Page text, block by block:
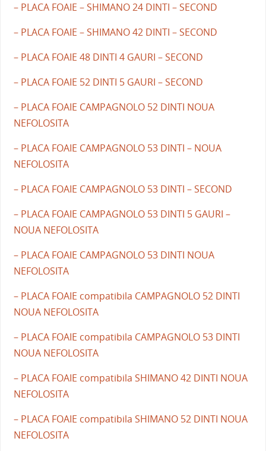
– PLACA FOAIE – SHIMANO 24 DINTI – SECOND
– PLACA FOAIE – SHIMANO 42 DINTI – SECOND
– PLACA FOAIE 48 DINTI 4 GAURI – SECOND
– PLACA FOAIE 52 DINTI 5 GAURI – SECOND
– PLACA FOAIE CAMPAGNOLO 52 DINTI NOUA
NEFOLOSITA
– PLACA FOAIE CAMPAGNOLO 53 DINTI – NOUA
NEFOLOSITA
– PLACA FOAIE CAMPAGNOLO 53 DINTI – SECOND
– PLACA FOAIE CAMPAGNOLO 53 DINTI 5 GAURI –
NOUA NEFOLOSITA
– PLACA FOAIE CAMPAGNOLO 53 DINTI NOUA
NEFOLOSITA
– PLACA FOAIE compatibila CAMPAGNOLO 52 DINTI
NOUA NEFOLOSITA
– PLACA FOAIE compatibila CAMPAGNOLO 53 DINTI
NOUA NEFOLOSITA
– PLACA FOAIE compatibila SHIMANO 42 DINTI NOUA
NEFOLOSITA
– PLACA FOAIE compatibila SHIMANO 52 DINTI NOUA
NEFOLOSITA